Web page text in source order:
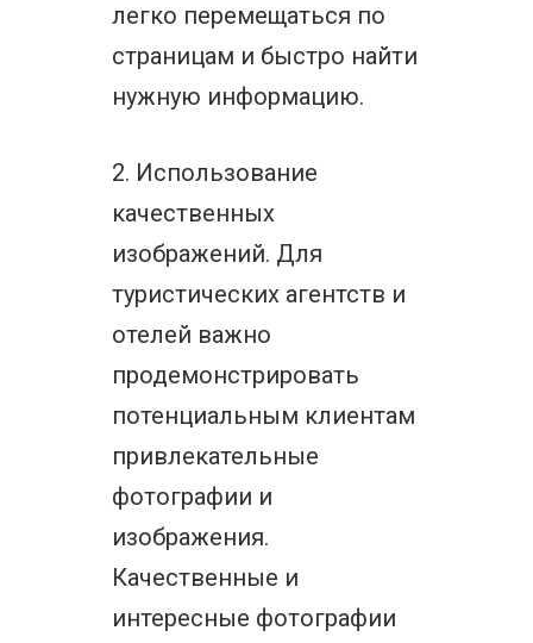
легко перемещаться по
страницам и быстро найти
нужную информацию.
2. Использование
качественных
изображений. Для
туристических агентств и
отелей важно
продемонстрировать
потенциальным клиентам
привлекательные
фотографии и
изображения.
Качественные и
интересные фотографии